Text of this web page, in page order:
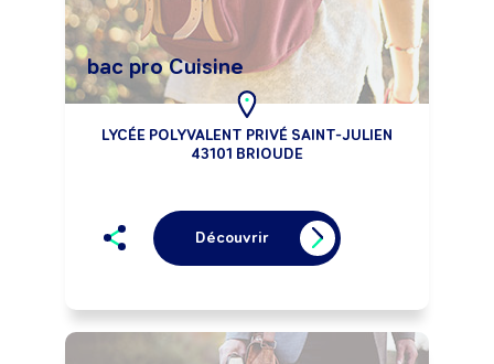
bac pro Cuisine
LYCÉE POLYVALENT PRIVÉ SAINT-JULIEN
43101 BRIOUDE
Découvrir